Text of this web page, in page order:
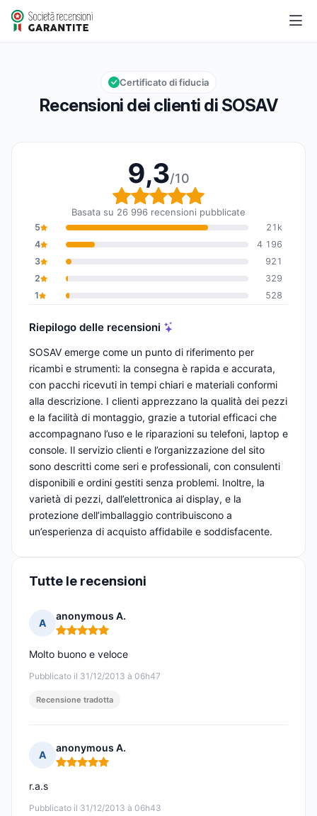
SOSAV
Valutazione globale: 9,3 su 10
9,3/10
Recensioni dei clienti di SOSAV
Certificato di fiducia
9,3/10
Valutazione globale:
Basata su 26 996 recensioni pubblicate
5
21k
4
4 196
3
921
2
329
1
528
Riepilogo delle recensioni
SOSAV emerge come un punto di riferimento per
ricambi e strumenti: la consegna è rapida e accurata,
con pacchi ricevuti in tempi chiari e materiali conformi
alla descrizione. I clienti apprezzano la qualità dei pezzi
e la facilità di montaggio, grazie a tutorial efficaci che
accompagnano l’uso e le riparazioni su telefoni, laptop e
console. Il servizio clienti e l’organizzazione del sito
sono descritti come seri e professionali, con consulenti
disponibili e ordini gestiti senza problemi. Inoltre, la
varietà di pezzi, dall’elettronica ai display, e la
protezione dell’imballaggio contribuiscono a
un’esperienza di acquisto affidabile e soddisfacente.
Tutte le recensioni
A
anonymous A.
Nota: 5 su 5
Pubblicato il 31/12/2013 à 06h47
Molto buono e veloce
Recensione tradotta
A
anonymous A.
Nota: 5 su 5
Pubblicato il 31/12/2013 à 06h43
r.a.s